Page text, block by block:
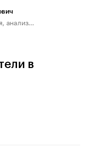
анализ...
в